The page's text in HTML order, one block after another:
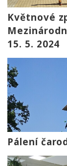
Květnové
15. 5. 2024
Pálení